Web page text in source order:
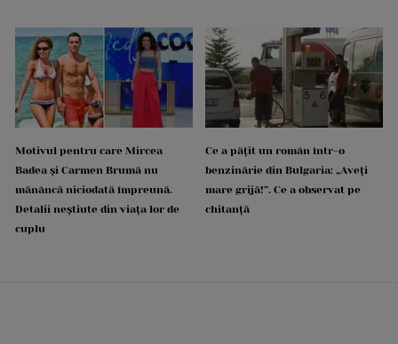
Motivul pentru care Mircea
Badea și Carmen Brumă nu
mănâncă niciodată împreună.
Detalii neștiute din viața lor de
cuplu
Ce a pățit un român într-o
benzinărie din Bulgaria: „Aveți
mare grijă!”. Ce a observat pe
chitanță